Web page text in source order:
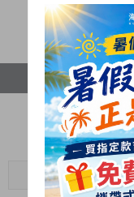
繫，我們將
木吉他大